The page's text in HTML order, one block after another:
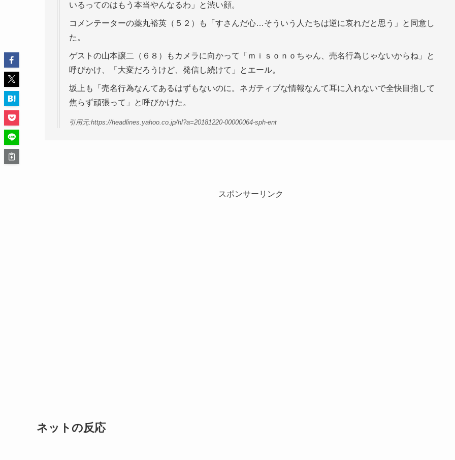
いるってのはもう本当やんなるわ」と渋い顔。
コメンテーターの薬丸裕英（５２）も「すさんだ心…そういう人たちは逆に哀れだと思う」と同意し
た。
ゲストの山本譲二（６８）もカメラに向かって「ｍｉｓｏｎｏちゃん、売名行為じゃないからね」と
呼びかけ、「大変だろうけど、発信し続けて」とエール。
坂上も「売名行為なんてあるはずもないのに。ネガティブな情報なんて耳に入れないで全快目指して
焦らず頑張って」と呼びかけた。
引用元:https://headlines.yahoo.co.jp/hl?a=20181220-00000064-sph-ent
スポンサーリンク
ネットの反応